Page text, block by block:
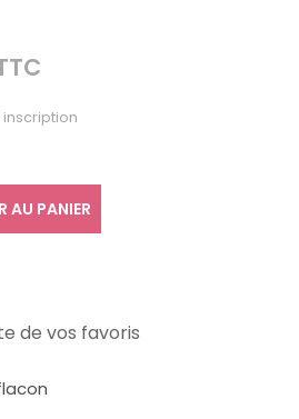
inscription
AU PANIER
de vos favoris